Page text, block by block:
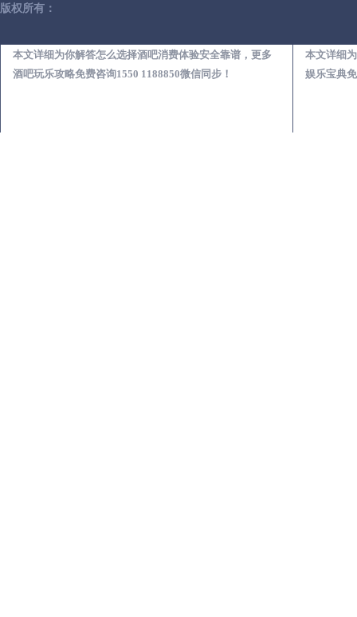
本文详细为你解答怎么选择酒吧消费体验安全靠谱，更多
酒吧玩乐攻略免费咨询1550 1188850微信同步！
本文详细
娱乐宝典
版权所有：